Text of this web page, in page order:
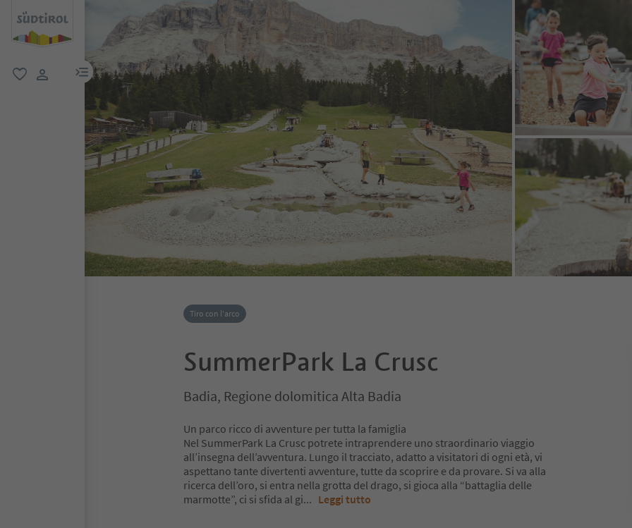
menu link
Tiro con l'arco
SummerPark La Crusc
Badia, Regione dolomitica Alta Badia
Un parco ricco di avventure per tutta la famiglia
Nel SummerPark La Crusc potrete intraprendere uno straordinario viaggio
all’insegna dell’avventura. Lungo il tracciato, adatto a visitatori di ogni età, vi
aspettano tante divertenti avventure, tutte da scoprire e da provare. Si va alla
ricerca dell’oro, si entra nella grotta del drago, si gioca alla “battaglia delle
marmotte”, ci si sfida al gi... Leggi tutto